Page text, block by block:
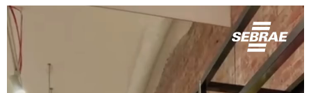
Tocador
de
vídeo